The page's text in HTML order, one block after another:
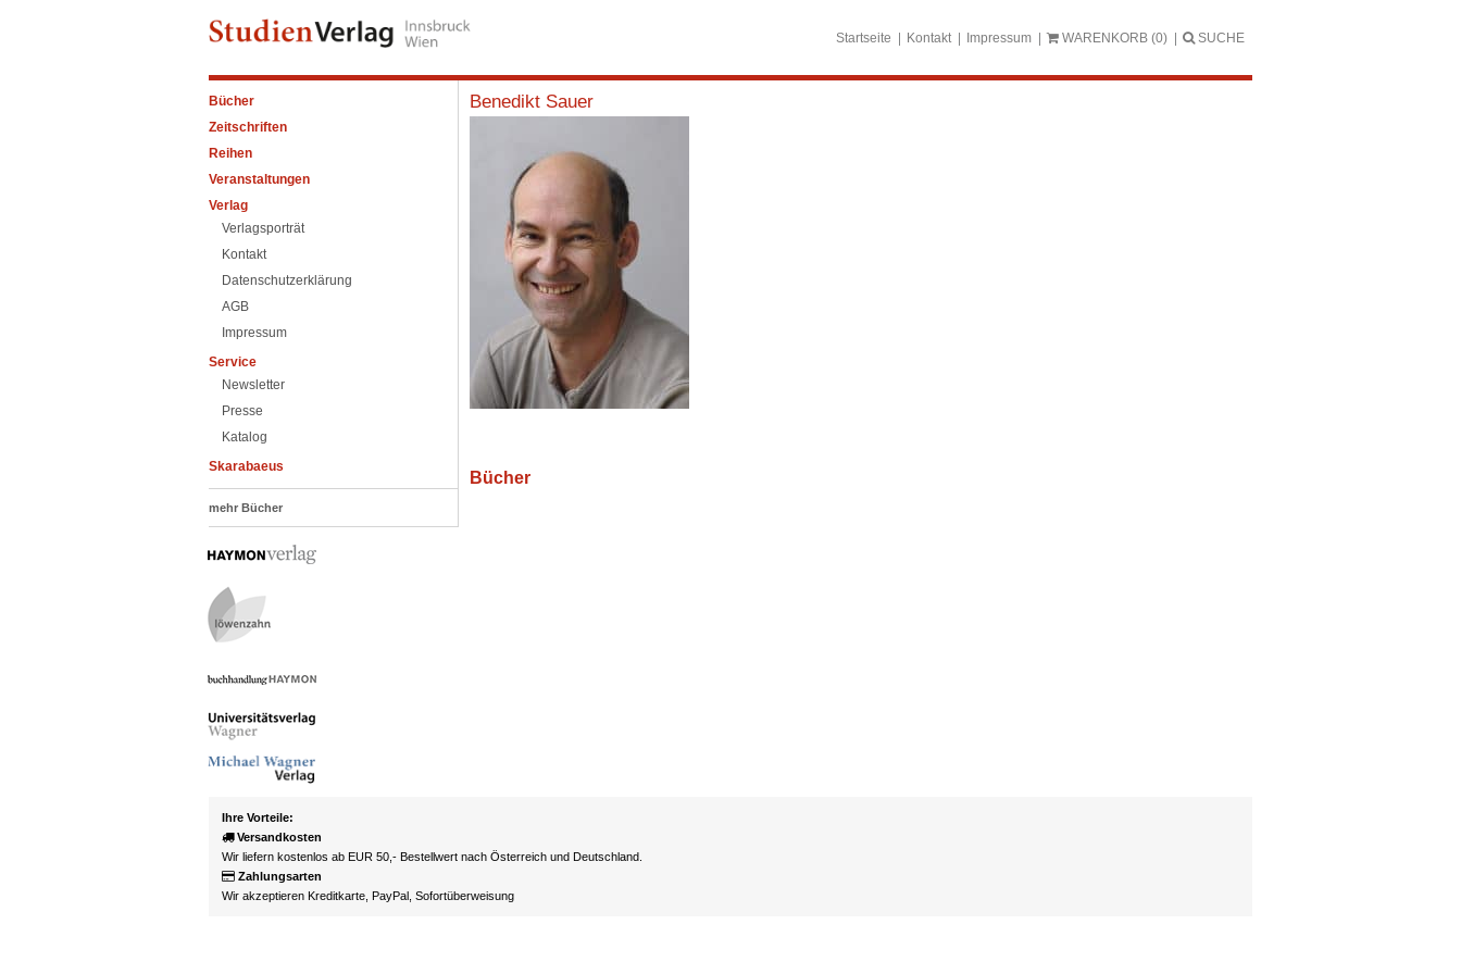
Startseite Kontakt Impressum WARENKORB (0) SUCHE
Bücher
Zeitschriften
Reihen
Veranstaltungen
Verlag
Verlagsporträt
Kontakt
Datenschutzerklärung
AGB
Impressum
Service
Newsletter
Presse
Katalog
Skarabaeus
mehr Bücher
Benedikt Sauer
Bücher
Ihre Vorteile:
Versandkosten
Wir liefern kostenlos ab EUR 50,- Bestellwert nach Österreich und Deutschland.
Zahlungsarten
Wir akzeptieren Kreditkarte, PayPal, Sofortüberweisung